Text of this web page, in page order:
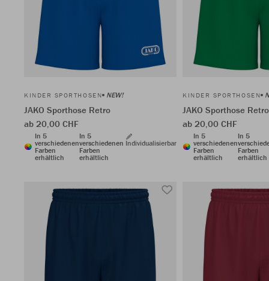
KINDER SPORTHOSEN NEW!
JAKO Sporthose Retro
ab 20,00 CHF
In 5
verschiedenen
Farben
erhältlich
In 5
verschiedenen
Farben
erhältlich
Individualisierbar
KINDER SPORTHOSEN
JAKO Sporthose Retro
ab 20,00 CHF
In 5
verschiedenen
Farben
erhältlich
In 5
Farben
erhältlich